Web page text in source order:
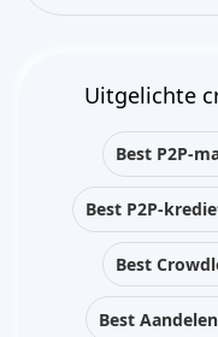
Uitgelichte
Best P2P-
Best P2P-
Best
Best